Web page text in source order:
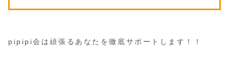
pipipi会は頑張るあなたを徹底サポートします！！